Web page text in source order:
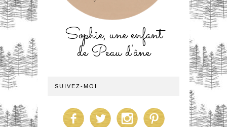
Sophie, une enfant
de Peau d'âne
SUIVEZ-MOI